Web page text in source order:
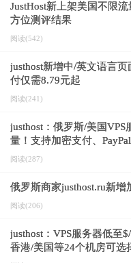
JustHost新上架美国不限
方位测评结果
阅读(542)
justhost新增中/英文语言页
付仅需8.79元起
阅读(241)
justhost：俄罗斯/美国
量！支持加密支付、
阅读(287)
俄罗斯商家justhost.ru新增
阅读(206)
justhost：VPS服务器低至
香港/美国等24个机房可选